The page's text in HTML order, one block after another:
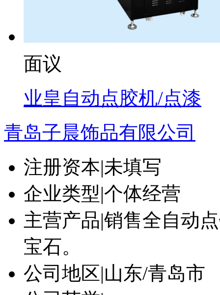
面议
业皇自动点胶机/点漆
青岛子晨饰品有限公司
注册资本|未填写
企业类型|个体经营
主营产品|销售全自动
宝石。
公司地区|山东/青岛市